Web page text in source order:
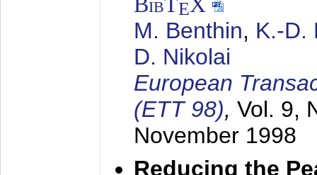
E
M. Benthin, K.-D.
D. Nikolai
European
(ETT 98), Vol. 9,
November 1998
Reducing the